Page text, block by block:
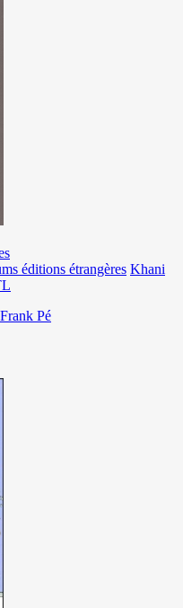
éditions étrangères Khani
Pé